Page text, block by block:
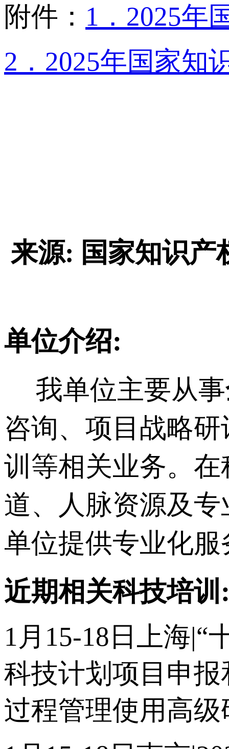
附件： 1．2025年
2．2025年国家知
来源: 国家知识产
单位介绍:
我单位主要从事
咨询、项目战略
训等相关业务。
道、人脉资源及
单位提供专业化
近期相关科技培
1月15-18日上海|“
科技计划项目申
过程管理使用高级